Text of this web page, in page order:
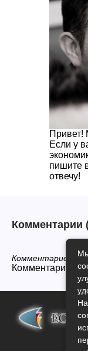
Привет!
Если у
пишите
отвечу!
Комментарии
Комментариев
Комментарии